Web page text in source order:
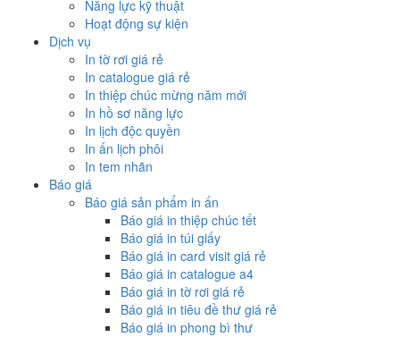
Năng lực kỹ thuật
Hoạt động sự kiện
Dịch vụ
In tờ rơi giá rẻ
In catalogue giá rẻ
In thiệp chúc mừng năm mới
In hồ sơ năng lực
In lịch độc quyền
In ấn lịch phôi
In tem nhãn
Báo giá
Báo giá sản phẩm in ấn
Báo giá in thiệp chúc tết
Báo giá in túi giấy
Báo giá in card visit giá rẻ
Báo giá in catalogue a4
Báo giá in tờ rơi giá rẻ
Báo giá in tiêu đề thư giá rẻ
Báo giá in phong bì thư